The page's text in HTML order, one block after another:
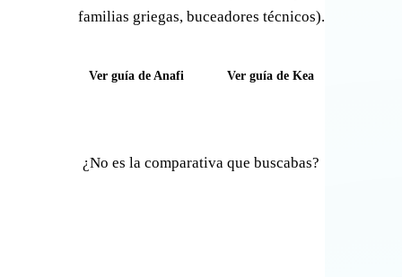
familias griegas, buceadores técnicos).
Ver guía de Anafi Ver guía de Kea
¿No es la comparativa que buscabas?